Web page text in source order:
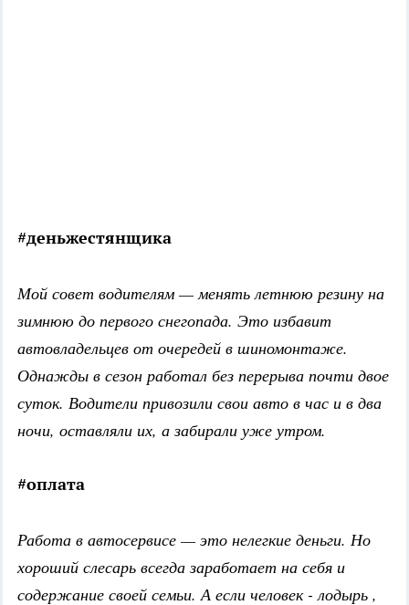
#деньжестянщика
Мой совет водителям — менять летнюю резину на
зимнюю до первого снегопада. Это избавит
автовладельцев от очередей в шиномонтаже.
Однажды в сезон работал без перерыва почти двое
суток. Водители привозили свои авто в час и в два
ночи, оставляли их, а забирали уже утром.
#оплата
Работа в автосервисе — это нелегкие деньги. Но
хороший слесарь всегда заработает на себя и
содержание своей семьи. А если человек - лодырь ,